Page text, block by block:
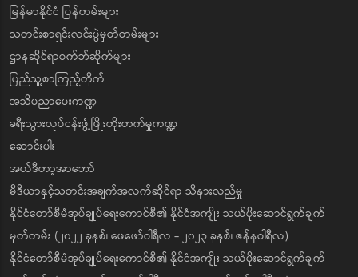
မြန်မာနိုင်ငံ ပြန်တမ်းများ
သတင်းစာရှင်းလင်းပွဲမှတ်တမ်းများ
ဌာနဆိုင်ရာဝက်ဘ်ဆိုက်များ
ပြည်သူ့စာကြည့်တိုက်
အသိပညာပေးကဏ္ဍ
ခရီးသွားလုပ်ငန်းဖွံ့ဖြိုးတိုးတက်မှုကဏ္ဍ
ဆောင်းပါး
အယ်ဒီတာ့အာဘော်
မီဒီယာနှင့်သတင်းအချက်အလက်ဆိုင်ရာ သိနားလည်မှု
နိုင်ငံတော်စီမံအုပ်ချုပ်ရေးကောင်စီ၏ နိုင်ငံအကျိုး သယ်ပိုးဆောင်ရွက်ချက်
မှတ်တမ်း (၂၀၂၂ ခုနှစ်၊ ဖေဖော်ဝါရီလ - ၂၀၂၃ ခုနှစ်၊ ဇန်နဝါရီလ)
နိုင်ငံတော်စီမံအုပ်ချုပ်ရေးကောင်စီ၏ နိုင်ငံအကျိုး သယ်ပိုးဆောင်ရွက်ချက်